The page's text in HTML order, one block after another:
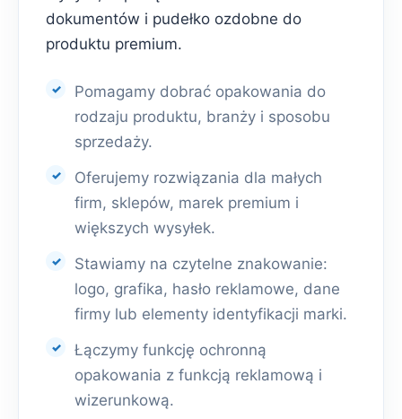
dokumentów i pudełko ozdobne do
produktu premium.
Pomagamy dobrać opakowania do
rodzaju produktu, branży i sposobu
sprzedaży.
Oferujemy rozwiązania dla małych
firm, sklepów, marek premium i
większych wysyłek.
Stawiamy na czytelne znakowanie:
logo, grafika, hasło reklamowe, dane
firmy lub elementy identyfikacji marki.
Łączymy funkcję ochronną
opakowania z funkcją reklamową i
wizerunkową.